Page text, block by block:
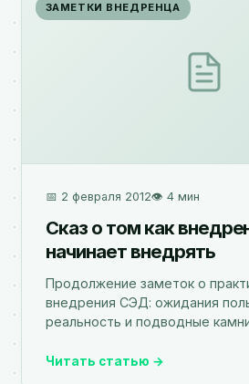
ЗАМЕТКИ ВНЕДРЕНЦА
📅 2 февраля 2012👁️ 4 мин
Сказ о том как
начинает внедрять
Продолжение заметок о
внедрения СЭД: ожидания
реальность и подводные
Читать статью →